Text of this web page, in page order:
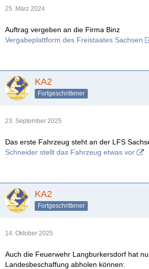
25. März 2024
Auftrag vergeben an die Firma Binz
Vergabeplattform des Freistaates Sachsen
KA2
Fortgeschrittener
23. September 2025
Das erste Fahrzeug steht an der LFS
Schneider stellt das Fahrzeug etwas vor
KA2
Fortgeschrittener
14. Oktober 2025
Auch die Feuerwehr Langburkersdorf hat
Landesbeschaffung abholen können: